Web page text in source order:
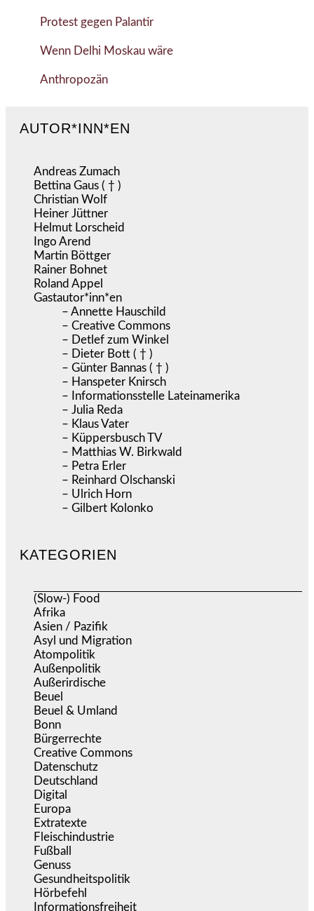
Protest gegen Palantir
Wenn Delhi Moskau wäre
Anthropozän
AUTOR*INN*EN
Andreas Zumach
Bettina Gaus ( † )
Christian Wolf
Heiner Jüttner
Helmut Lorscheid
Ingo Arend
Martin Böttger
Rainer Bohnet
Roland Appel
Gastautor*inn*en
– Annette Hauschild
– Creative Commons
– Detlef zum Winkel
– Dieter Bott ( † )
– Günter Bannas ( † )
– Hanspeter Knirsch
– Informationsstelle Lateinamerika
– Julia Reda
– Klaus Vater
– Küppersbusch TV
– Matthias W. Birkwald
– Petra Erler
– Reinhard Olschanski
– Ulrich Horn
– Gilbert Kolonko
KATEGORIEN
(Slow-) Food
Afrika
Asien / Pazifik
Asyl und Migration
Atompolitik
Außenpolitik
Außerirdische
Beuel
Beuel & Umland
Bonn
Bürgerrechte
Creative Commons
Datenschutz
Deutschland
Digital
Europa
Extratexte
Fleischindustrie
Fußball
Genuss
Gesundheitspolitik
Hörbefehl
Informationsfreiheit